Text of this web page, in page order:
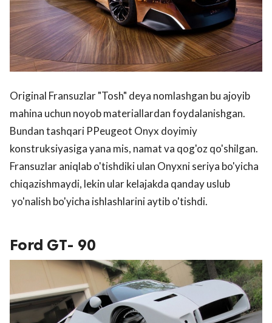
Original Fransuzlar "Tosh" deya nomlashgan bu ajoyib
mahina uchun noyob materiallardan foydalanishgan.
Bundan tashqari PPeugeot Onyx doyimiy
konstruksiyasiga yana mis, namat va qog'oz qo'shilgan.
Fransuzlar aniqlab o'tishdiki ulan Onyxni seriya bo'yicha
chiqazishmaydi, lekin ular kelajakda qanday uslub
yo'nalish bo'yicha ishlashlarini aytib o'tishdi.
Ford GT- 90